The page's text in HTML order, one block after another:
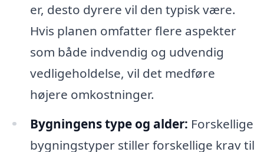
er, desto dyrere vil den typisk være.
Hvis planen omfatter flere aspekter
som både indvendig og udvendig
vedligeholdelse, vil det medføre
højere omkostninger.
Bygningens type og alder: Forskellige
bygningstyper stiller forskellige krav til